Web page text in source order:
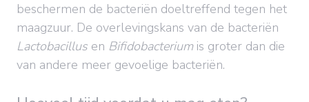
beschermen de bacteriën doeltreffend tegen het
maagzuur. De overlevingskans van de bacteriën
Lactobacillus en Bifidobacteriumis groter dan die
van andere meer gevoelige bacteriën.